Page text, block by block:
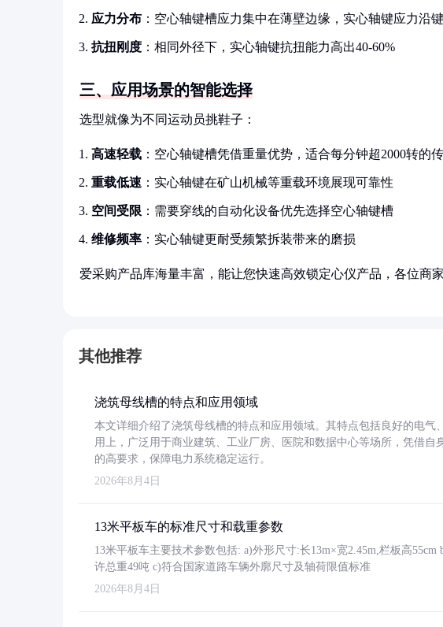
应力分布 ：空心轴键槽应力集中在薄壁边缘，实心轴键应力沿
抗扭刚度 ：相同外径下，实心轴键抗扭能力高出40-60%
三、应用场景的智能选择
选型就像为不同运动员挑鞋子：
高速轻载 ：空心轴键槽凭借重量优势，适合每分钟超2000转的
重载低速 ：实心轴键在矿山机械等重载环境展现可靠性
空间受限 ：需要穿线的自动化设备优先选择空心轴键槽
维修频率 ：实心轴键更耐受频繁拆装带来的磨损
爱采购产品库海量丰富，能让您快速高效锁定心仪产品，各位商
其他推荐
浇筑母线槽的特点和应用领域
本文详细介绍了浇筑母线槽的特点和应用领域。其特点包括良好的电气
用上，广泛用于商业建筑、工业厂房、医院和数据中心等场所，凭借自
的高要求，保障电力系统稳定运行。
2026年8月4日
13米平板车的标准尺寸和载重参数
13米平板车主要技术参数包括: a)外形尺寸:长13m×宽2.45m,栏板高
许总重49吨 c)符合国家道路车辆外廓尺寸及轴荷限值标准
2026年8月4日